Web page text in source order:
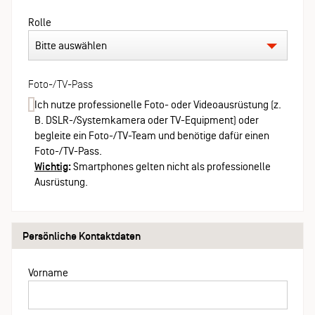
Rolle
Foto-/TV-Pass
Ich nutze professionelle Foto- oder Videoausrüstung (z.
B. DSLR-/Systemkamera oder TV-Equipment) oder
begleite ein Foto-/TV-Team und benötige dafür einen
Foto-/TV-Pass.
Wichtig:Smartphones gelten nicht als professionelle
Ausrüstung.
Persönliche Kontaktdaten
Vorname